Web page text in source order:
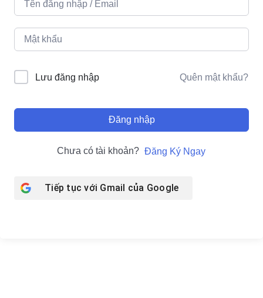
Lưu đăng nhập Quên mật khẩu?
Đăng nhập
Chưa có tài khoản? Đăng Ký Ngay
Tiếp tục với Gmail của Google